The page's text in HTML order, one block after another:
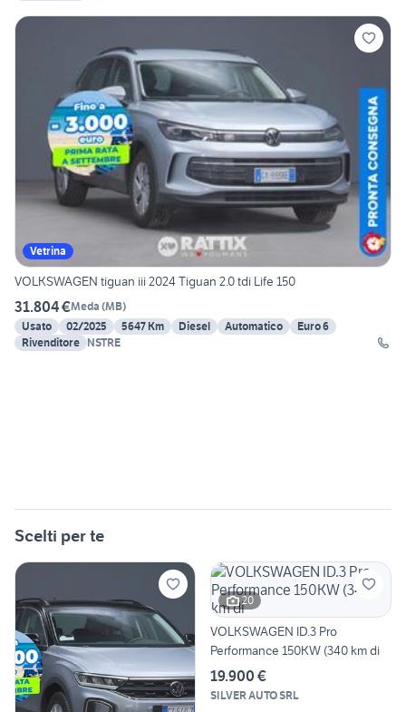
Vetrina
VOLKSWAGEN tiguan iii 2024 Tiguan 2.0 tdi Life 150
31.804 €Meda (MB)
Usato
02/2025 5647 Km Diesel Automatico
Euro 6
Rivenditore NSTRE
Scelti per te
20
VOLKSWAGEN ID.3 Pro
Performance 150KW (340 km di
19.900 €
SILVER AUTO SRL